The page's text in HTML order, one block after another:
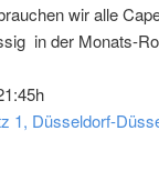
wir alle
in der Monats-
1, Düsseldorf-